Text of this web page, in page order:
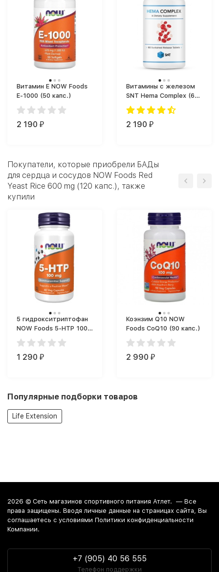
Витамин Е NOW Foods
E-1000 (50 капс.)
2 190 ₽
Витамины с железом
SNT Hema Complex (60
таб.)
2 190 ₽
Покупатели, которые приобрели БАДы
для сердца и сосудов NOW Foods Red
Yeast Rice 600 mg (120 капс.), также
купили
5 гидрокситриптофан
NOW Foods 5-HTP 100
(60 капс.)
1 290 ₽
Коэнзим Q10 NOW
Foods CoQ10 (90 капс.)
2 990 ₽
Популярные подборки товаров
Life Extension
2026 © Сеть магазинов спортивного питания Атлет. — Все
права защищены. Вводя личные данные на страницах сайта, Вы
соглашаетесь c условиями Политики конфиденциальности
Компании.
+7 (905) 40 56 555
Телефон поддержки